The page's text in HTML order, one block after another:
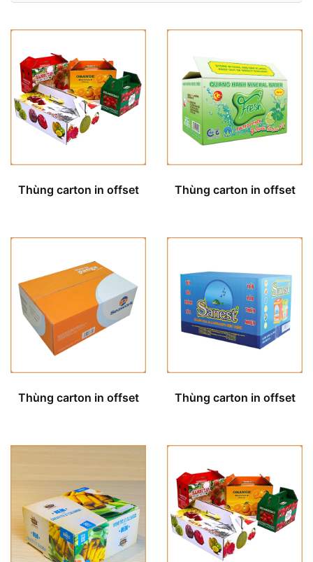
Thùng carton in offset Thùng carton in offset
Thùng carton in offset Thùng carton in offset